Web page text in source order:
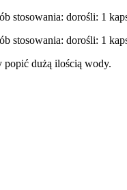
stosowania: dorośli: 1
stosowania: dorośli: 1
popić dużą ilością wody.